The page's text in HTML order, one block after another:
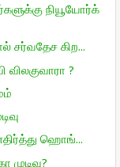
நியூயோர்க்
சர்வதேச கிற...
?
ஹொங்...